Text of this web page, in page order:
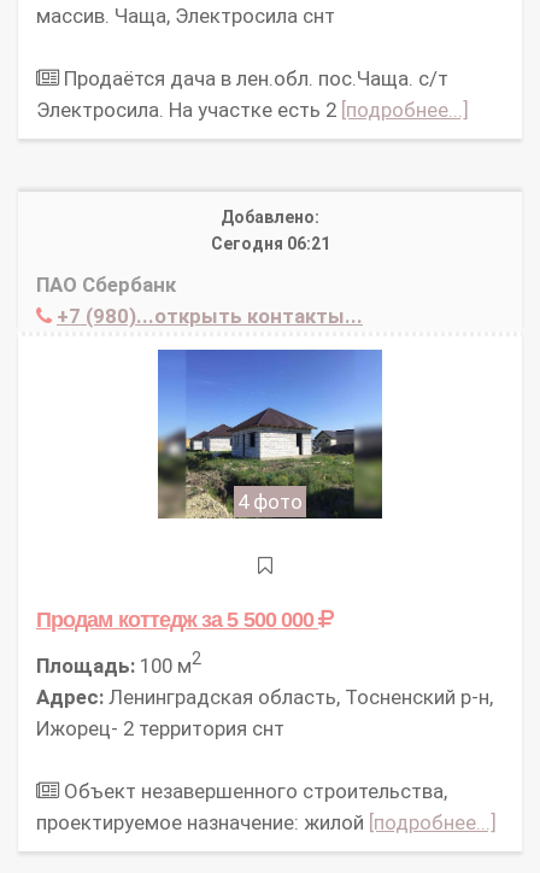
массив. Чаща, Электросила снт
Продаётся дача в лен.обл. пос.Чаща. с/т
Электросила. На участке есть 2 [подробнее...]
Добавлено:
Сегодня 06:21
ПАО Сбербанк
+7 (980)...открыть контакты...
4 фото
Продам коттеджза 5 500 000
Площадь: 100 м2
Адрес: Ленинградская область, Тосненский р-н,
Ижорец- 2 территория снт
Объект незавершенного строительства,
проектируемое назначение: жилой [подробнее...]